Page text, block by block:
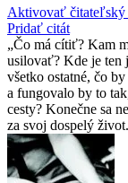
Aktivovať čitateľský
Pridať citát
Čo má cítiť? Kam
usilovať? Kde je ten
všetko ostatné, čo
a fungovalo by to
cesty? Konečne sa
za svoj dospelý život.